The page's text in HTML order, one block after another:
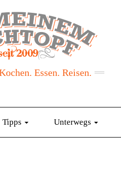
Essen. Reisen.
Tipps Unterwegs